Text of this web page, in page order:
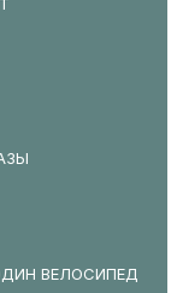
ВЕЛОСИПЕД